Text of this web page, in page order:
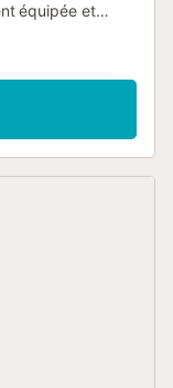
équipée et
est
contraire, les
etc.. ne
Si animaux
un